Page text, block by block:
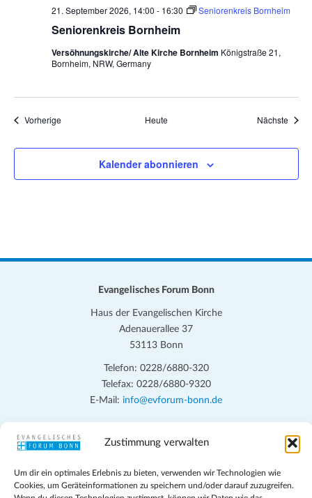
Zustimmung verwalten
Um dir ein optimales Erlebnis zu bieten, verwenden wir Technologien wie
Cookies, um Geräteinformationen zu speichern und/oder darauf zuzugreifen.
Seniorenkreis Bornheim
21. September 2026, 14:00 - 16:30 Seniorenkreis Bornheim
Versöhnungskirche/ Alte Kirche Bornheim Königstraße 21,
Bornheim, NRW, Germany
VorherigeVeranstaltungen Heute Nächste
Kalender abonnieren
Evangelisches Forum Bonn
Haus der Evangelischen Kirche
Adenauerallee 37
53113 Bonn
Telefon: 0228/6880-320
Telefax: 0228/6880-9320
E-Mail: info@evforum-bonn.de
Veranstaltungen und den Angeboten vor Ort auf Grundfragen des
eingehen, zu offener Begegnung und ehrlicher Auseinandersetzung
anregen und mithelfen, aus der Verheißung des Evangeliums heraus